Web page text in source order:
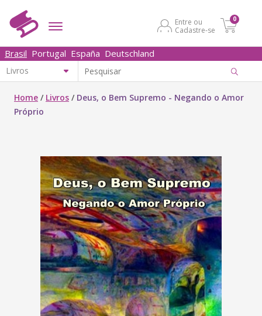
Entre ou
Cadastre-se
0
Brasil Portugal España Deutschland
Home / Livros / Deus, o Bem Supremo - Negando o Amor
Próprio